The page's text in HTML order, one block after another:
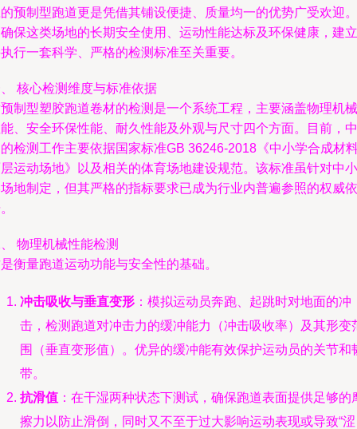
预制型跑道更是凭借其铺设便捷、质量均一的优势广受欢迎。
保这类场地的长期安全使用、运动性能达标及环保健康，建立
行一套科学、严格的检测标准至关重要。
核心检测维度与标准依据
制型塑胶跑道卷材的检测是一个系统工程，主要涵盖物理机械
、安全环保性能、耐久性能及外观与尺寸四个方面。目前，中
检测工作主要依据国家标准GB 36246-2018《中小学合成材
运动场地》以及相关的体育场地建设规范。该标准虽针对中小
地制定，但其严格的指标要求已成为行业内普遍参照的权威依
物理机械性能检测
衡量跑道运动功能与安全性的基础。
冲击吸收与垂直变形 ：模拟运动员奔跑、起跳时对地面的冲
击，检测跑道对冲击力的缓冲能力（冲击吸收率）及其形变
围（垂直变形值）。优异的缓冲能有效保护运动员的关节和
带。
抗滑值 ：在干湿两种状态下测试，确保跑道表面提供足够的
擦力以防止滑倒，同时又不至于过大影响运动表现或导致“涩